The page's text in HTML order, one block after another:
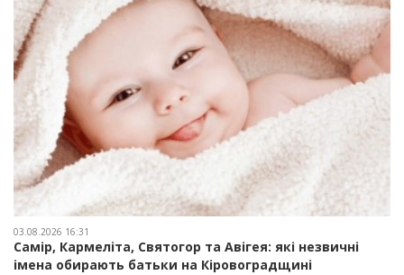
03.08.2026 16:31
Самір, Кармеліта, Святогор та Авігея: які незвичні
імена обирають батьки на Кіровоградщині